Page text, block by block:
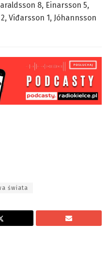
8, Einarsson 5,
Viđarsson 1, Jóhannsson
świata